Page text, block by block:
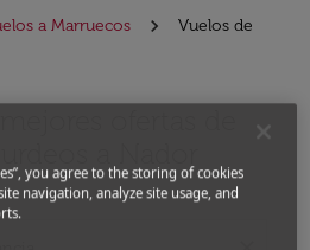
a Marruecos
Vuelos de
you agree to the storing of cookies
navigation, analyze site usage, and